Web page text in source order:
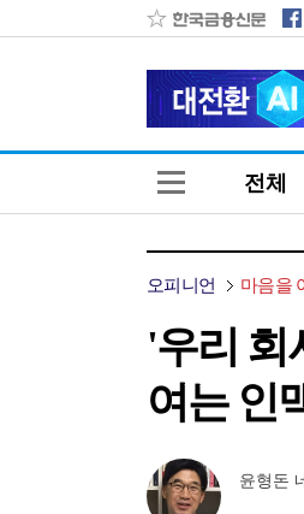
전체
오피니언 마음을
'우리 회
여는 인
윤형돈